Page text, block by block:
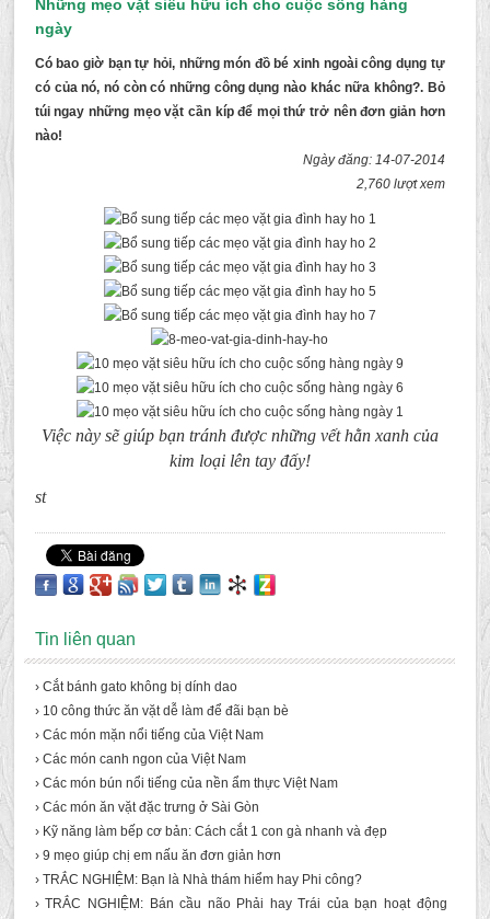
Những mẹo vặt siêu hữu ích cho cuộc sống hàng
ngày
Có bao giờ bạn tự hỏi, những món đồ bé xinh ngoài công dụng tự
có của nó, nó còn có những công dụng nào khác nữa không?. Bỏ
túi ngay những mẹo vặt cần kíp để mọi thứ trở nên đơn giản hơn
nào!
Ngày đăng: 14-07-2014
2,760 lượt xem
Việc này sẽ giúp bạn tránh được những vết hằn xanh của
kim loại lên tay đấy!
st
Tin liên quan
› Cắt bánh gato không bị dính dao
› 10 công thức ăn vặt dễ làm để đãi bạn bè
› Các món mặn nổi tiếng của Việt Nam
› Các món canh ngon của Việt Nam
› Các món bún nổi tiếng của nền ẩm thực Việt Nam
› Các món ăn vặt đặc trưng ở Sài Gòn
› Kỹ năng làm bếp cơ bản: Cách cắt 1 con gà nhanh và đẹp
› 9 mẹo giúp chị em nấu ăn đơn giản hơn
› TRẮC NGHIỆM: Bạn là Nhà thám hiểm hay Phi công?
› TRẮC NGHIỆM: Bán cầu não Phải hay Trái của bạn hoạt động